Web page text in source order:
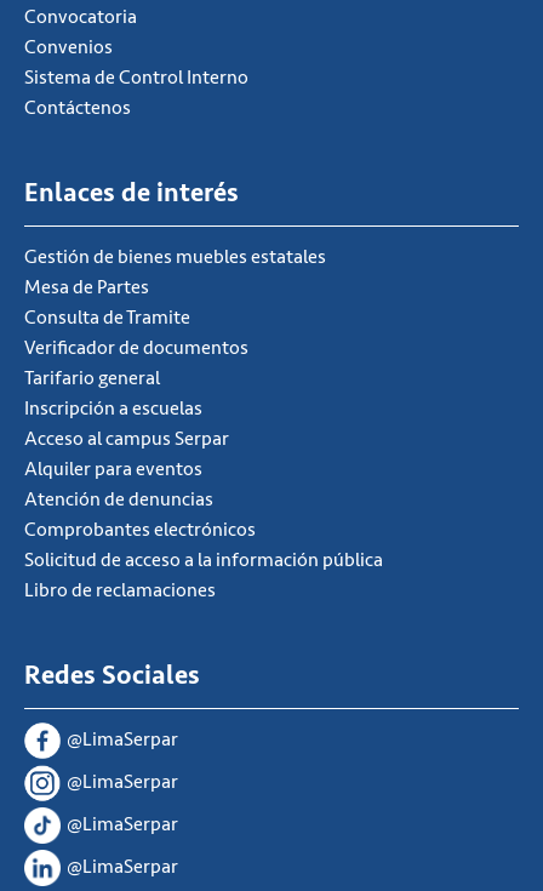
Convocatoria
Convenios
Sistema de Control Interno
Contáctenos
Enlaces de interés
Gestión de bienes muebles estatales
Mesa de Partes
Consulta de Tramite
Verificador de documentos
Tarifario general
Inscripción a escuelas
Acceso al campus Serpar
Alquiler para eventos
Atención de denuncias
Comprobantes electrónicos
Solicitud de acceso a la información pública
Libro de reclamaciones
Redes Sociales
@LimaSerpar
@LimaSerpar
@LimaSerpar
@LimaSerpar